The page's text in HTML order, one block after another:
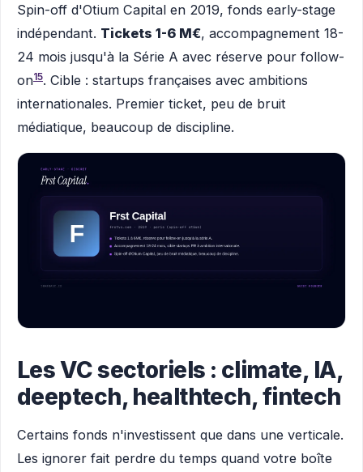
Spin-off d'Otium Capital en 2019, fonds early-stage
indépendant. Tickets 1-6 M€, accompagnement 18-
24 mois jusqu'à la Série A avec réserve pour follow-
on15. Cible : startups françaises avec ambitions
internationales. Premier ticket, peu de bruit
médiatique, beaucoup de discipline.
Les VC sectoriels : climate, IA,
deeptech, healthtech, fintech
Certains fonds n'investissent que dans une verticale.
Les ignorer fait perdre du temps quand votre boîte